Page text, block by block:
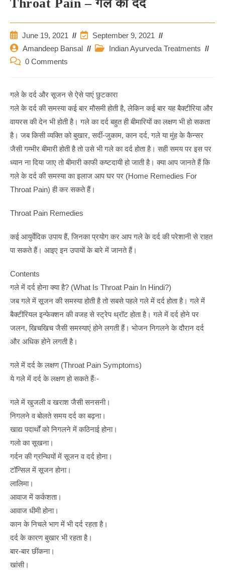
Throat Pain – गले का दर्द
Post
Published:
June 19, 2021
Post
Last
September 9, 2021
Post
Author:
Amandeep Bansal
Post
Indian Ayurveda Treatments
Post 0 Comments
गले के दर्द और सूजन से ऐसे पाएं छुटकारा
गले के दर्द की समस्या कई बार मौसमी होती है, लेकिन कई बार यह बैक्टीरिया और
वायरस की देन भी होती है। गले का दर्द बहुत ही बीमारियों का लक्षण भी हो सकता
है। जब किसी व्यक्ति को बुखार, सर्दी-जुकाम, कान दर्द, गले या मुंह के कैन्सर
जैसी गम्भीर बीमारी होती है तो उसे भी गले का दर्द होता है। सही समय पर इस पर
ध्यान ना दिया जाए तो बीमारी काफी कष्टदायी हो जाती है। क्या आप जानते हैं कि
गले के दर्द की समस्या का इलाज आप घर पर (Home Remedies For
Throat Pain) ही कर सकते हैं।
Throat Pain Remedies
कई आयुर्वेदिक उपाय हैं, जिनका प्रयोग कर आप गले के दर्द की परेशानी से राहत
पा सकते हैं। आइए इन उपायों के बारे में जानते हैं।
Contents
गले में दर्द होना क्या है? (What Is Throat Pain In Hindi?)
जब गले में सूजन की समस्या होती है तो सबसे पहले गले में दर्द होता है। गले में
बैक्टीरियल इन्फेक्शन की वजह से स्ट्रेप थ्रॉट होता है। गले में दर्द होने पर
जलन, खिचखिच जैसी समस्याएं होने लगती हैं। भोजन निगलने के दौरान दर्द
और अधिक होने लगती है।
गले में दर्द के लक्षण (Throat Pain Symptoms)
ये गले में दर्द के लक्षण हो सकते हैंः-
गले में खुजली व खराश जैसी सनसनी।
निगलने व बोलते समय दर्द का बढ़ना।
खाद्य पदार्थों को निगलने में कठिनाई होना।
गलाे का सूखना।
गर्दन की ग्रन्थियों में सूजन व दर्द होना।
टॉन्सिल में सूजन होना।
लालिमा।
आवाज में कर्कशता।
आवाज धीमी होना।
कान के निचले भाग में भी दर्द रहता है।
दर्द के कारण बुखार भी रहता है।
बार-बार छींकना।
खांसी।